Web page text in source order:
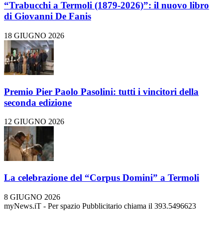
“Trabucchi a Termoli (1879-2026)”: il nuovo libro
di Giovanni De Fanis
18 GIUGNO 2026
Premio Pier Paolo Pasolini: tutti i vincitori della
seconda edizione
12 GIUGNO 2026
La celebrazione del “Corpus Domini” a Termoli
8 GIUGNO 2026
myNews.iT - Per spazio Pubblicitario chiama il 393.5496623